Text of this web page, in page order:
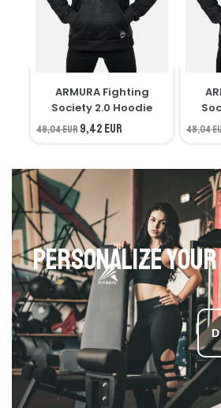
ARMURA Fighting
Society 2.0 Hoodie
48,04 EUR9,42 EUR 48,04
Personalize your